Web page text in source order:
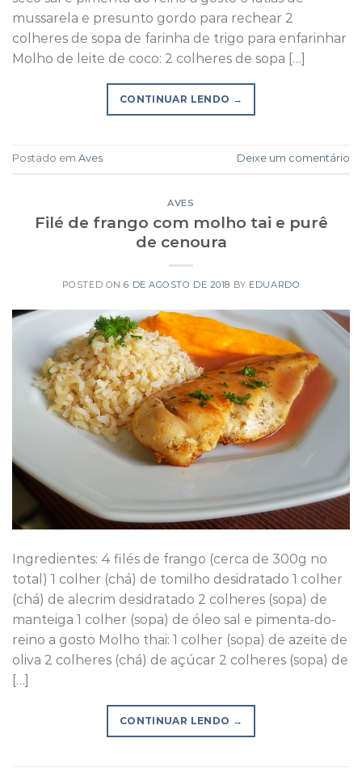
mussarela e presunto gordo para rechear 2
colheres de sopa de farinha de trigo para enfarinhar
Molho de leite de coco: 2 colheres de sopa […]
CONTINUAR LENDO →
Postado em Aves Deixe um comentário
AVES
Filé de frango com molho tai e purê
de cenoura
POSTED ON6 DE AGOSTO DE 2018 BY EDUARDO
Ingredientes: 4 filés de frango (cerca de 300g no
total) 1 colher (chá) de tomilho desidratado 1 colher
(chá) de alecrim desidratado 2 colheres (sopa) de
manteiga 1 colher (sopa) de óleo sal e pimenta-do-
reino a gosto Molho thai: 1 colher (sopa) de azeite de
oliva 2 colheres (chá) de açúcar 2 colheres (sopa) de
[…]
CONTINUAR LENDO →